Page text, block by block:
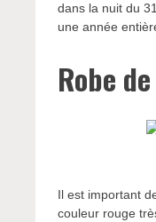
dans la nuit du
une année
Robe
Il est important
couleur rouge